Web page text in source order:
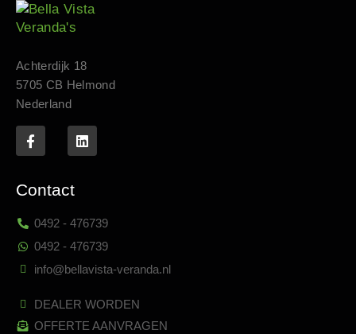
Achterdijk 18
5705 CB Helmond
Nederland
Contact
0492 - 476739
0492 - 476739
info@bellavista-veranda.nl
DEALER WORDEN
OFFERTE AANVRAGEN